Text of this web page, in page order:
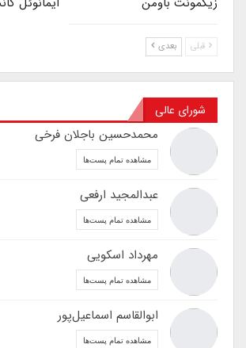
قبلی بعدی
شورای عالی
محمدحسین باجلان فرخی
مشاهده تمام پست‌ها
عبدالمجید ارفعی
مشاهده تمام پست‌ها
مهرداد اسکویی
مشاهده تمام پست‌ها
ابوالقاسم اسماعیل‌پور
مشاهده تمام پست‌ها